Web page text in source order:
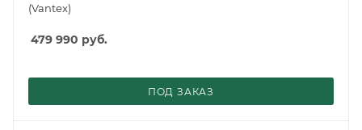
(Vantex)
479 990 руб.
ПОД ЗАКАЗ